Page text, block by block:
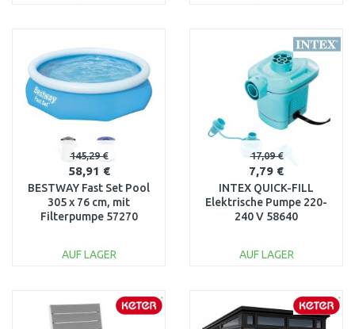
Vergleichen Vergleichen
145,29 €
58,91 €
BESTWAY Fast Set Pool
305 x 76 cm, mit
Filterpumpe 57270
AUF LAGER
WARENKORB
Vergleichen
17,09 €
7,79 €
INTEX QUICK-FILL
Elektrische Pumpe 220-
240 V 58640
AUF LAGER
WARENKORB
Vergleichen